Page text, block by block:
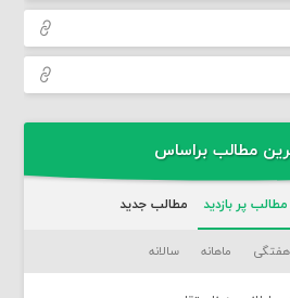
مطالب براساس
مطالب پر بازدید مطالب جدید
هفتگی ماهانه سالانه